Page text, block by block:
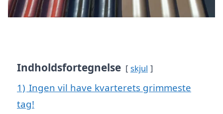
Indholdsfortegnelse skjul
1) Ingen vil have kvarterets grimmeste
tag!